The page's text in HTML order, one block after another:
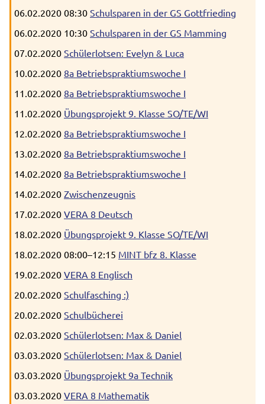
06.02.2020 08:30 Schulsparen in der GS Gottfrieding
06.02.2020 10:30 Schulsparen in der GS Mamming
07.02.2020 Schülerlotsen: Evelyn & Luca
10.02.2020 8a Betriebspraktiumswoche I
11.02.2020 8a Betriebspraktiumswoche I
11.02.2020 Übungsprojekt 9. Klasse SO/TE/WI
12.02.2020 8a Betriebspraktiumswoche I
13.02.2020 8a Betriebspraktiumswoche I
14.02.2020 8a Betriebspraktiumswoche I
14.02.2020 Zwischenzeugnis
17.02.2020 VERA 8 Deutsch
18.02.2020 Übungsprojekt 9. Klasse SO/TE/WI
18.02.2020 08:00–12:15 MINT bfz 8. Klasse
19.02.2020 VERA 8 Englisch
20.02.2020 Schulfasching :)
20.02.2020 Schulbücherei
02.03.2020 Schülerlotsen: Max & Daniel
03.03.2020 Schülerlotsen: Max & Daniel
03.03.2020 Übungsprojekt 9a Technik
03.03.2020 VERA 8 Mathematik